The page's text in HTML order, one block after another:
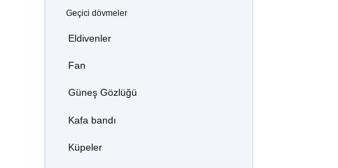
Geçici dövmeler
Eldivenler
Fan
Güneş Gözlüğü
Kafa bandı
Küpeler